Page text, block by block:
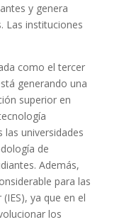
y genera
Las instituciones
como el tercer
generando una
superior en
universidades
de
Además,
para las
ya que en el
los